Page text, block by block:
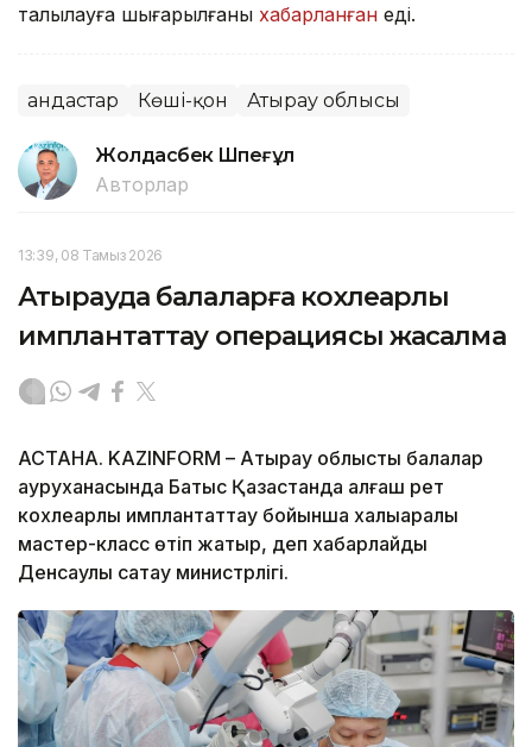
талқылауға шығарылғаны хабарланған еді.
Қандастар Көші-қон Атырау облысы
Жолдасбек Шөпеғұл
Авторлар
13:39, 08 Тамыз 2026
Атырауда балаларға кохлеарлық
имплантаттау операциясы жасалмақ
АСТАНА. KAZINFORM – Атырау облыстық балалар
ауруханасында Батыс Қазақстанда алғаш рет
кохлеарлық имплантаттау бойынша халықаралық
мастер-класс өтіп жатыр, деп хабарлайды
Денсаулық сақтау министрлігі.